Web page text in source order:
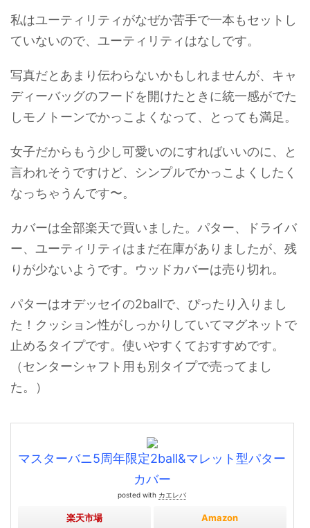
私はユーティリティがなぜか苦手で一本もセットし
ていないので、ユーティリティはなしです。
写真だとあまり伝わらないかもしれませんが、キャ
ディーバッグのフードを開けたときに統一感がでた
しモノトーンでかっこよくなって、とっても満足。
女子だからもう少し可愛いのにすればいいのに、と
言われそうですけど、シンプルでかっこよくしたく
なっちゃうんです〜。
カバーは全部楽天で買いました。パター、ドライバ
ー、ユーティリティはまだ在庫がありましたが、残
りが少ないようです。ウッドカバーは売り切れ。
パターはオデッセイの2ballで、ぴったり入りまし
た！クッション性がしっかりしていてマグネットで
止めるタイプです。使いやすくておすすめです。
（センターシャフト用も別タイプで売ってまし
た。）
マスターバニ5周年限定2ball&マレット型パター
カバー
posted with カエレバ
楽天市場 Amazon